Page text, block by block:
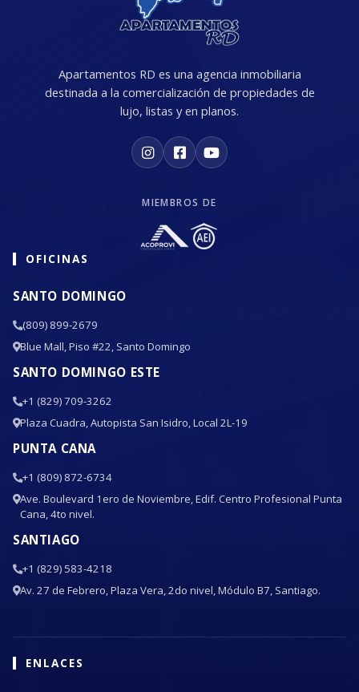
Apartamentos RD es una agencia inmobiliaria
destinada a la comercialización de propiedades de
lujo, listas y en planos.
MIEMBROS DE
OFICINAS
SANTO DOMINGO
(809) 899-2679
Blue Mall, Piso #22, Santo Domingo
SANTO DOMINGO ESTE
+1 (829) 709-3262
Plaza Cuadra, Autopista San Isidro, Local 2L-19
PUNTA CANA
+1 (809) 872-6734
Ave. Boulevard 1ero de Noviembre, Edif. Centro Profesional Punta
Cana, 4to nivel.
SANTIAGO
+1 (829) 583-4218
Av. 27 de Febrero, Plaza Vera, 2do nivel, Módulo B7, Santiago.
ENLACES